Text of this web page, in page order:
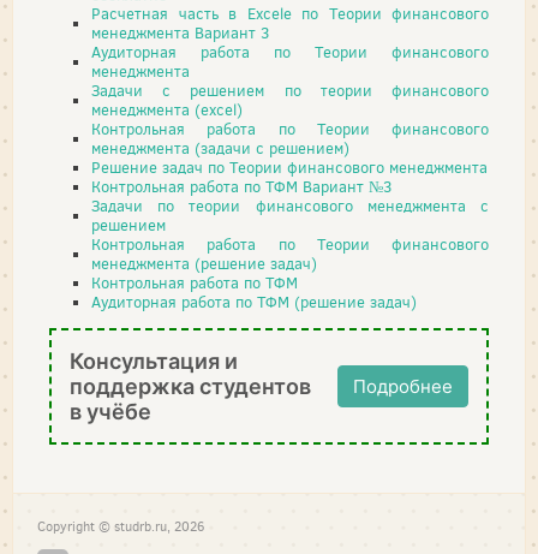
Расчетная часть в Excele по Теории финансового
менеджмента Вариант 3
Аудиторная работа по Теории финансового
менеджмента
Задачи с решением по теории финансового
менеджмента (excel)
Контрольная работа по Теории финансового
менеджмента (задачи с решением)
Решение задач по Теории финансового менеджмента
Контрольная работа по ТФМ Вариант №3
Задачи по теории финансового менеджмента с
решением
Контрольная работа по Теории финансового
менеджмента (решение задач)
Контрольная работа по ТФМ
Аудиторная работа по ТФМ (решение задач)
Консультация и
поддержка студентов
в учёбе
Подробнее
Copyright © studrb.ru, 2026